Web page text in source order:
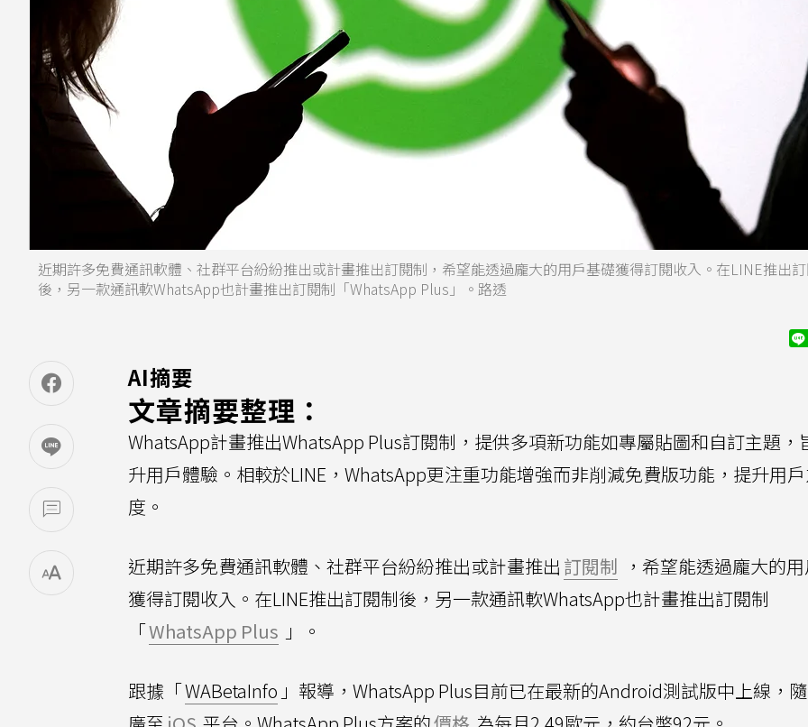
近期許多免費通訊軟體、社群平台紛紛推出或計畫推出訂閱制，希望能透過龐大的用戶基礎獲得訂閱收入。在LINE推出
後，另一款通訊軟WhatsApp也計畫推出訂閱制「WhatsApp Plus」。路透
AI摘要
文章摘要整理：
WhatsApp計畫推出WhatsApp Plus訂閱制，提供多項新功能如專屬貼圖和自訂主題，
升用戶體驗。相較於LINE，WhatsApp更注重功能增強而非削減免費版功能，提升用
度。
近期許多免費通訊軟體、社群平台紛紛推出或計畫推出 訂閱制 ，希望能透過龐大的
獲得訂閱收入。在LINE推出訂閱制後，另一款通訊軟WhatsApp也計畫推出訂閱制
「WhatsApp Plus 」。
跟據「WABetaInfo 」報導，WhatsApp Plus目前已在最新的Android測試版中上線，